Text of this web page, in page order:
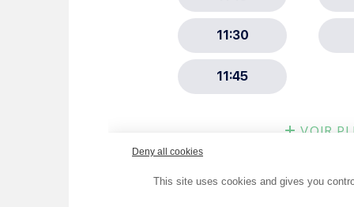
Alertes Mail
Newsletter Culture
Newsletter Sport et Vie